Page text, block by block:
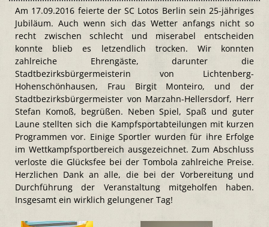
Am 17.09.2016 feierte der SC Lotos Berlin sein 25-jähriges
Jubiläum. Auch wenn sich das Wetter anfangs nicht so
recht zwischen schlecht und miserabel entscheiden
konnte blieb es letzendlich trocken. Wir konnten
zahlreiche Ehrengäste, darunter die
Stadtbezirksbürgermeisterin von Lichtenberg-
Hohenschönhausen, Frau Birgit Monteiro, und der
Stadtbezirksbürgermeister von Marzahn-Hellersdorf, Herr
Stefan Komoß, begrüßen. Neben Spiel, Spaß und guter
Laune stellten sich die Kampfsportabteilungen mit kurzen
Programmen vor. Einige Sportler wurden für ihre Erfolge
im Wettkampfsportbereich ausgezeichnet. Zum Abschluss
verloste die Glücksfee bei der Tombola zahlreiche Preise.
Herzlichen Dank an alle, die bei der Vorbereitung und
Durchführung der Veranstaltung mitgeholfen haben.
Insgesamt ein wirklich gelungener Tag!